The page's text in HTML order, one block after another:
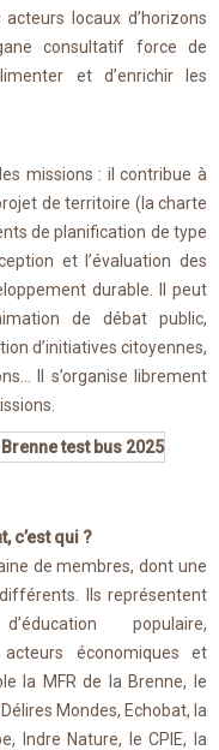
locaux d’horizons
consultatif force de
et d’enrichir les
missions : il contribue à
de territoire (la charte
de planification de type
et l’évaluation des
durable. Il peut
de débat public,
d’initiatives citoyennes,
Il s’organise librement
c’est qui ?
de membres, dont une
Ils représentent
populaire,
économiques et
la MFR de la Brenne, le
Mondes, Echobat, la
Indre Nature, le CPIE, la